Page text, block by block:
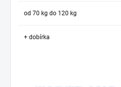
od 70 kg do 120 kg
+ dobírka